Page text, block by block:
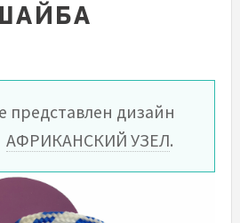
представлен дизайн
АФРИКАНСКИЙ УЗЕЛ.